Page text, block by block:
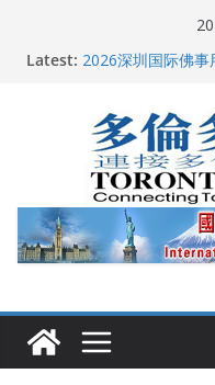
Latest: 多伦多市长选举拉
特朗普称加拿大“
关加拿大就业
2026加拿大青少
龚晓华参加多伦多